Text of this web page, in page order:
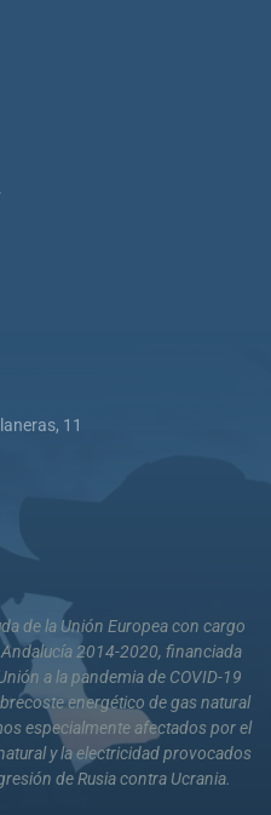
11
de la Unión Europea con cargo
2014-2020, financiada
a la pandemia de COVID-19
energético de gas natural
especialmente afectados por el
y la electricidad provocados
de Rusia contra Ucrania.